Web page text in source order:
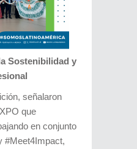
Sostenibilidad y
señalaron
que
en conjunto
#Meet4Impact,